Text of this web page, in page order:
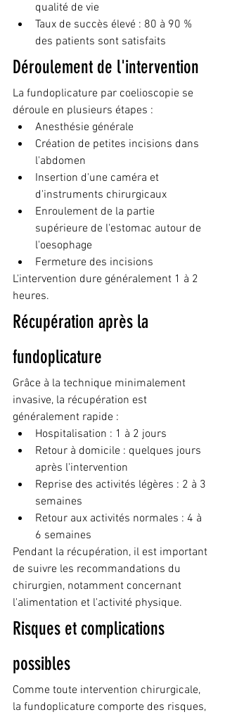
qualité de vie
Taux de succès élevé : 80 à 90 %
des patients sont satisfaits
Déroulement de l'intervention
La fundoplicature par coelioscopie se
déroule en plusieurs étapes :
Anesthésie générale
Création de petites incisions dans
l'abdomen
Insertion d'une caméra et
d'instruments chirurgicaux
Enroulement de la partie
supérieure de l'estomac autour de
l'oesophage
Fermeture des incisions
L'intervention dure généralement 1 à 2
heures.
Récupération après la
fundoplicature
Grâce à la technique minimalement
invasive, la récupération est
généralement rapide :
Hospitalisation : 1 à 2 jours
Retour à domicile : quelques jours
après l'intervention
Reprise des activités légères : 2 à 3
semaines
Retour aux activités normales : 4 à
6 semaines
Pendant la récupération, il est important
de suivre les recommandations du
chirurgien, notamment concernant
l'alimentation et l'activité physique.
Risques et complications
possibles
Comme toute intervention chirurgicale,
la fundoplicature comporte des risques,